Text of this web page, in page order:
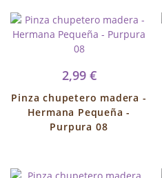
2,99 €
Pinza chupetero madera -
Hermana Pequeña -
Purpura 08